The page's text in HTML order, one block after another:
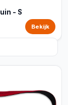
- S
Bekijk